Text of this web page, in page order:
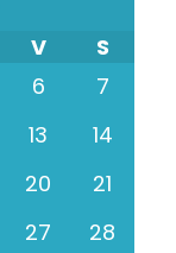
V
S
6
7
13
14
20
21
27
28